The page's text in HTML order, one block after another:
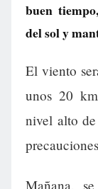
buen
del sol y
El viento
unos 20
nivel alto
Mañana,